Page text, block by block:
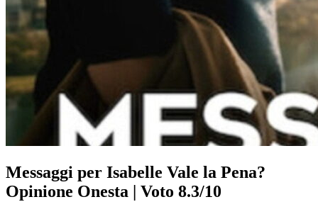
Messaggi per Isabelle Vale la Pena?
Opinione Onesta | Voto 8.3/10